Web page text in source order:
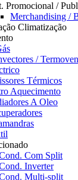
Promocional /
Merchandising /
Climatização
/
Térmicos
Aquecimento
A Oleo
Com Split
Inverter
Multi-split